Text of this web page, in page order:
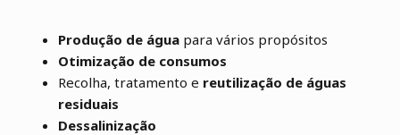
Produção de água para vários propósitos
Otimização de consumos
Recolha, tratamento e reutilização de águas
residuais
Dessalinização